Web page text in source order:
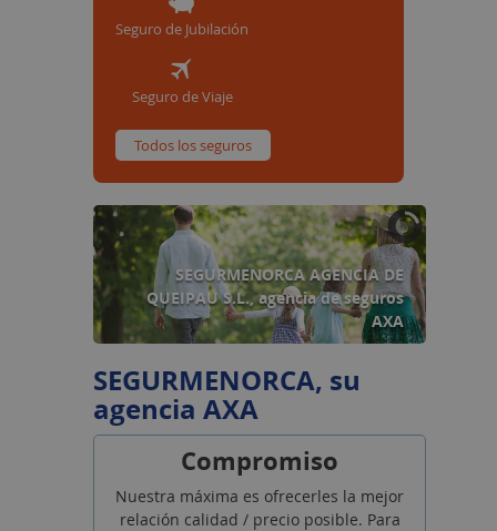
Seguro de Jubilación
Seguro de Viaje
Todos los seguros
SEGURMENORCA AGENCIA DE
QUEIPAU S.L., agencia de seguros
AXA
SEGURMENORCA, su
agencia AXA
Compromiso
Nuestra máxima es ofrecerles la mejor
relación calidad / precio posible. Para